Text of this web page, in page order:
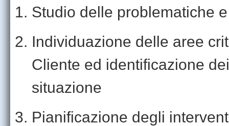
Studio delle problematiche
Individuazione delle aree
Cliente ed identificazione
situazione
Pianificazione degli